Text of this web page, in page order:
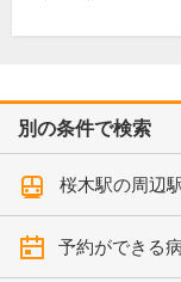
別の条件で検索
桜木駅の周辺
予約ができる